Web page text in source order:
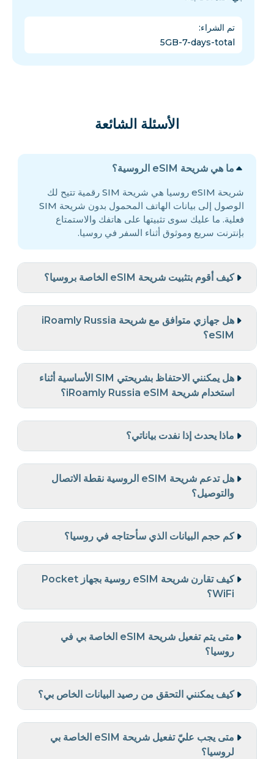
تم الشراء:
5GB-7-days-total
الأسئلة الشائعة
ما هي شريحة eSIM الروسية؟
شريحة eSIM روسيا هي شريحة SIM رقمية تتيح لك
الوصول إلى بيانات الهاتف المحمول بدون شريحة SIM
فعلية. ما عليك سوى تثبيتها على هاتفك والاستمتاع
بإنترنت سريع وموثوق أثناء السفر في روسيا.
كيف أقوم بتثبيت شريحة eSIM الخاصة بروسيا؟
هل جهازي متوافق مع شريحة iRoamly Russia
eSIM؟
هل يمكنني الاحتفاظ بشريحتي SIM الأساسية أثناء
استخدام شريحة iRoamly Russia eSIM؟
ماذا يحدث إذا نفدت بياناتي؟
هل تدعم شريحة eSIM الروسية نقطة الاتصال
والتوصيل؟
كم حجم البيانات الذي سأحتاجه في روسيا؟
كيف تقارن شريحة eSIM روسية بجهاز Pocket
WiFi؟
متى يتم تفعيل شريحة eSIM الخاصة بي في
روسيا؟
كيف يمكنني التحقق من رصيد البيانات الخاص بي؟
متى يجب عليّ تفعيل شريحة eSIM الخاصة بي
لروسيا؟